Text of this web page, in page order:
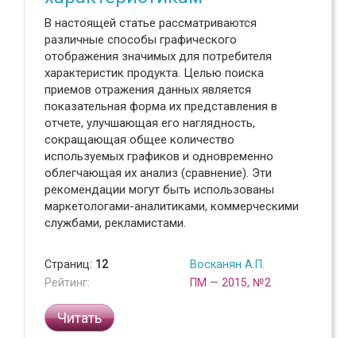
В настоящей статье рассматриваются
различные способы графического
отображения значимых для потребителя
характеристик продукта. Целью поиска
приемов отражения данных является
показательная форма их представления в
отчете, улучшающая его наглядность,
сокращающая общее количество
используемых графиков и одновременно
облегчающая их анализ (сравнение). Эти
рекомендации могут быть использованы
маркетологами-аналитиками, коммерческими
службами, рекламистами.
Страниц: 12
Рейтинг:
Восканян А.П.
ПМ — 2015, №2
Читать